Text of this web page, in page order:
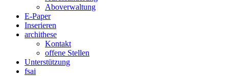
Aboverwaltung
E-Paper
Inserieren
archithese
Kontakt
offene Stellen
Unterstützung
fsai